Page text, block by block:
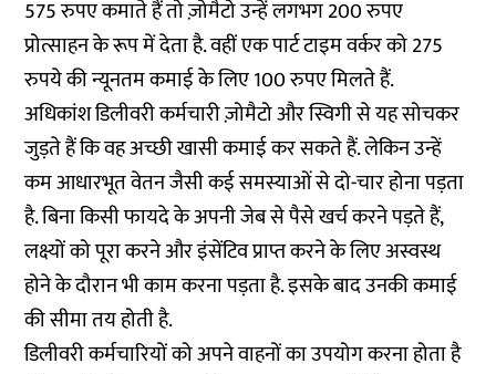
575 रुपए कमाते हैं तो ज़ोमैटो उन्हें लगभग 200 रुपए
प्रोत्साहन के रूप में देता है. वहीं एक पार्ट टाइम वर्कर को 275
रुपये की न्यूनतम कमाई के लिए 100 रुपए मिलते हैं.
अधिकांश डिलीवरी कर्मचारी ज़ोमैटो और स्विगी से यह सोचकर
जुड़ते हैं कि वह अच्छी खासी कमाई कर सकते हैं. लेकिन उन्हें
कम आधारभूत वेतन जैसी कई समस्याओं से दो-चार होना पड़ता
है. बिना किसी फायदे के अपनी जेब से पैसे खर्च करने पड़ते हैं,
लक्ष्यों को पूरा करने और इंसेंटिव प्राप्त करने के लिए अस्वस्थ
होने के दौरान भी काम करना पड़ता है. इसके बाद उनकी कमाई
की सीमा तय होती है.
डिलीवरी कर्मचारियों को अपने वाहनों का उपयोग करना होता है